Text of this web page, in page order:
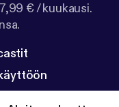
€ / kuukausi.